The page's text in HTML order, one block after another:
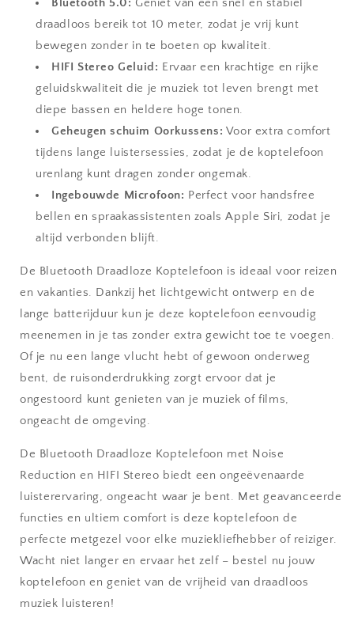
Bluetooth 5.0: Geniet van een snel en stabiel
draadloos bereik tot 10 meter, zodat je vrij kunt
bewegen zonder in te boeten op kwaliteit.
HIFI Stereo Geluid: Ervaar een krachtige en rijke
geluidskwaliteit die je muziek tot leven brengt met
diepe bassen en heldere hoge tonen.
Geheugen schuim Oorkussens: Voor extra comfort
tijdens lange luistersessies, zodat je de koptelefoon
urenlang kunt dragen zonder ongemak.
Ingebouwde Microfoon: Perfect voor handsfree
bellen en spraakassistenten zoals Apple Siri, zodat je
altijd verbonden blijft.
De Bluetooth Draadloze Koptelefoon is ideaal voor reizen
en vakanties. Dankzij het lichtgewicht ontwerp en de
lange batterijduur kun je deze koptelefoon eenvoudig
meenemen in je tas zonder extra gewicht toe te voegen.
Of je nu een lange vlucht hebt of gewoon onderweg
bent, de ruisonderdrukking zorgt ervoor dat je
ongestoord kunt genieten van je muziek of films,
ongeacht de omgeving.
De Bluetooth Draadloze Koptelefoon met Noise
Reduction en HIFI Stereo biedt een ongeëvenaarde
luisterervaring, ongeacht waar je bent. Met geavanceerde
functies en ultiem comfort is deze koptelefoon de
perfecte metgezel voor elke muziekliefhebber of reiziger.
Wacht niet langer en ervaar het zelf – bestel nu jouw
koptelefoon en geniet van de vrijheid van draadloos
muziek luisteren!